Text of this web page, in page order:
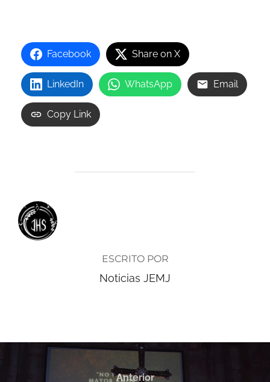
Facebook Share on X
LinkedIn WhatsApp Email
Copy Link
ESCRITO POR
Noticias JEMJ
Anterior